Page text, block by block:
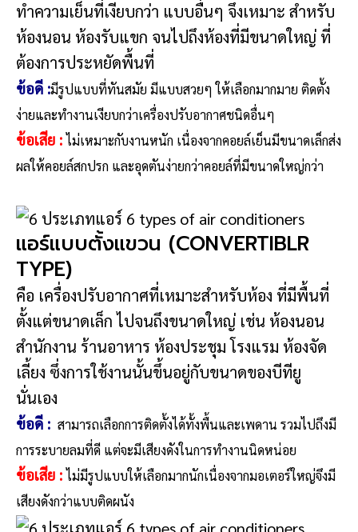
ทำความเย็นที่เงียบกว่า แบบอื่นๆ จึงเหมาะ สำหรับ
ห้องนอน ห้องรับแขก จนไปถึงห้องที่มีขนาดใหญ่ ที่
ต้องการประหยัดพื้นที่
ข้อดี :มีรูปแบบที่ทันสมัย มีแบบสวยๆ ให้เลือกมากมาย ติดตั้ง
ง่ายและทำงานเงียบกว่าเครื่องปรับอากาศชนิดอื่นๆ
ข้อเสีย :ไม่เหมาะกับงานหนัก เนื่องจากคอยล์เย็นมีขนาดเล็กส่ง
ผลให้คอยล์สกปรก และอุดตันง่ายกว่าคอยล์ที่มีขนาดใหญ่กว่า
แอร์แบบตั้งแขวน (CONVERTIBLR
TYPE)
คือ เครื่องปรับอากาศที่เหมาะสำหรับห้อง ที่มีพื้นที่
ตั้งแต่ขนาดเล็ก ไปจนถึงขนาดใหญ่ เช่น ห้องนอน
สำนักงาน ร้านอาหาร ห้องประชุม โรงแรม ห้องจัด
เลี้ยง ซึ่งการใช้งานนั้นขึ้นอยู่กับขนาดของบีทียู
นั่นเอง
ข้อดี : สามารถเลือกการติดตั้งได้ทั้งพื้นและเพดาน รวมไปถึงมี
การระบายลมที่ดี แต่จะมีเสียงดังในการทำงานนิดหน่อย
ข้อเสีย :ไม่มีรูปแบบให้เลือกมากนักเนื่องจากมอเตอร์ใหญ่จึงมี
เสียงดังกว่าแบบติดผนัง